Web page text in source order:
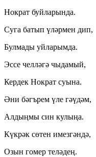
Нократ буйларында.
Суга батып үләрмен дип,
Булмады уйларымда.
Эссе челләгә чыдамый,
Кердек Нократ суына.
Әни бәгърем үле гәүдәм,
Алдыңмы син кулыңа.
Күкрәк сөтен имезгәндә,
Озын гомер теләдең.